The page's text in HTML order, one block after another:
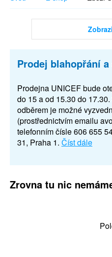
Prodej blahopřání a
Prodejna UNICEF bude
do 15 a od 15.30 do
odběrem je možné
(prostřednictvím emailu
telefonním čísle 606 655
31, Praha 1. Číst dále
Zrovna tu nic